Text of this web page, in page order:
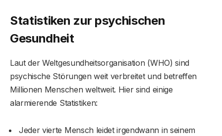
Statistiken zur psychischen
Gesundheit
Laut der Weltgesundheitsorganisation (WHO) sind
psychische Störungen weit verbreitet und betreffen
Millionen Menschen weltweit. Hier sind einige
alarmierende Statistiken:
Jeder vierte Mensch leidet irgendwann in seinem